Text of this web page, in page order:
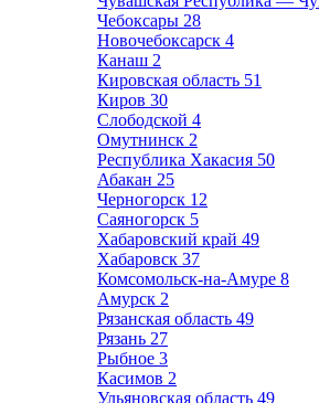
Чебоксары 28
Новочебоксарск 4
Канаш 2
Кировская область 51
Киров 30
Слободской 4
Омутнинск 2
Республика Хакасия 50
Абакан 25
Черногорск 12
Саяногорск 5
Хабаровский край 49
Хабаровск 37
Комсомольск-на-Амуре 8
Амурск 2
Рязанская область 49
Рязань 27
Рыбное 3
Касимов 2
Ульяновская область 49